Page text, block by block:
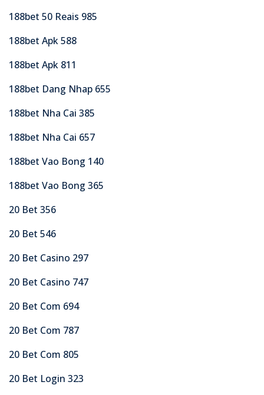
188bet 50 Reais 985
188bet Apk 588
188bet Apk 811
188bet Dang Nhap 655
188bet Nha Cai 385
188bet Nha Cai 657
188bet Vao Bong 140
188bet Vao Bong 365
20 Bet 356
20 Bet 546
20 Bet Casino 297
20 Bet Casino 747
20 Bet Com 694
20 Bet Com 787
20 Bet Com 805
20 Bet Login 323